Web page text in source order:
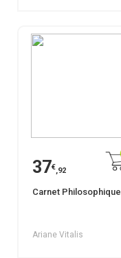
37€,92
Carnet Philosophique
Ariane Vitalis